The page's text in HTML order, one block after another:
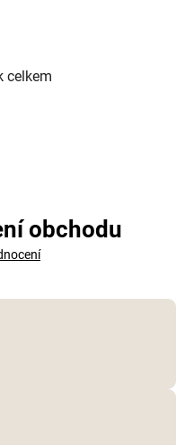
celkem
obchodu